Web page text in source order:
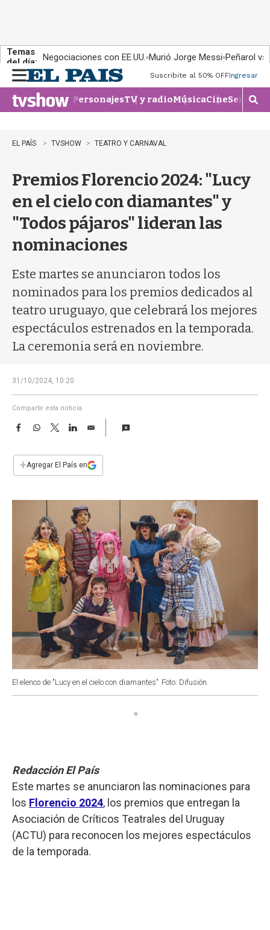
Temas
del día: Negociaciones con EE.UU. Murió Jorge Messi Peñarol
n
u
Suscribite al 50% OFFIngresar
PersonajesTV y radioMúsicaCineSeries
M
o
EL PAÍS TVSHOW TEATRO Y CARNAVAL
Premios Florencio 2024: "Lucy
en el cielo con diamantes" y
"Todos pájaros" lideran las
nominaciones
Este martes se anunciaron todos los
nominados para los premios dedicados al
teatro uruguayo, que celebrará los mejores
espectáculos estrenados en la temporada.
La ceremonia será en noviembre.
31/10/2024, 10:20
Compartir esta noticia
F
e
b
W
s
T
w
t
L
n
E
i
l
+Agregar El País en
El elenco de "Lucy en el cielo con diamantes" Foto: Difusión.
Redacción El País
Este martes se anunciaron las nominaciones para
los Florencio 2024, los premios que entregan la
Asociación de Críticos Teatrales del Uruguay
(ACTU) para reconocen los mejores espectáculos
de la temporada.